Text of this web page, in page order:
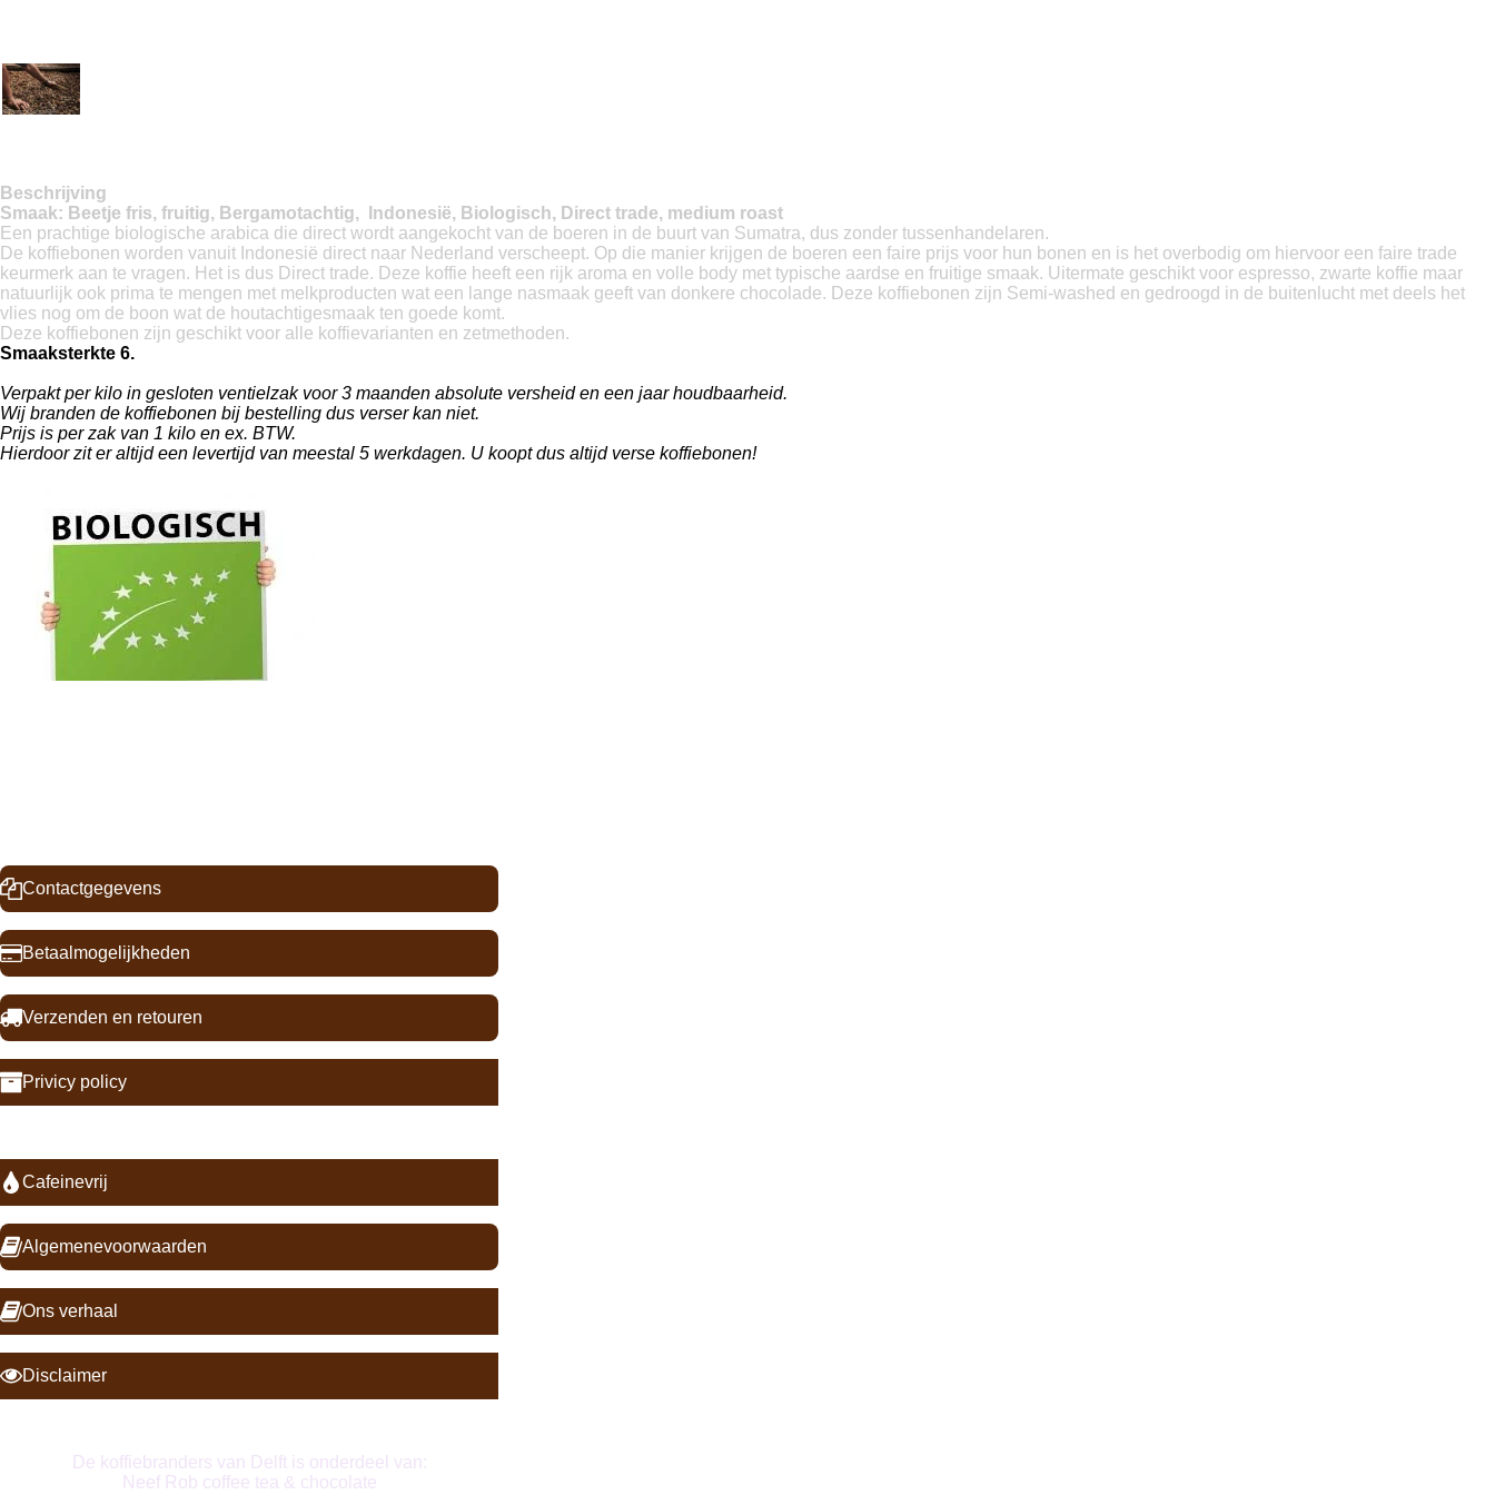
Beschrijving
Smaak: Beetje fris, fruitig, Bergamotachtig, Indonesië, Biologisch, Direct trade, medium roast
Een prachtige biologische arabica die direct wordt aangekocht van de boeren in de buurt van Sumatra, dus zonder tussenhandelaren.
De koffiebonen worden vanuit Indonesië direct naar Nederland verscheept. Op die manier krijgen de boeren een faire prijs voor hun bonen en is het overbodig om hiervoor een faire trade
keurmerk aan te vragen. Het is dus Direct trade. Deze koffie heeft een rijk aroma en volle body met typische aardse en fruitige smaak. Uitermate geschikt voor espresso, zwarte koffie maar
natuurlijk ook prima te mengen met melkproducten wat een lange nasmaak geeft van donkere chocolade. Deze koffiebonen zijn Semi-washed en gedroogd in de buitenlucht met deels het
vlies nog om de boon wat de houtachtigesmaak ten goede komt.
Deze koffiebonen zijn geschikt voor alle koffievarianten en zetmethoden.
Smaaksterkte 6.
Verpakt per kilo in gesloten ventielzak voor 3 maanden absolute versheid en een jaar houdbaarheid.
Wij branden de koffiebonen bij bestelling dus verser kan niet.
Prijs is per zak van 1 kilo en ex. BTW.
Hierdoor zit er altijd een levertijd van meestal 5 werkdagen. U koopt dus altijd verse koffiebonen!
Contactgegevens
Betaalmogelijkheden
Verzenden en retouren
Privicy policy
Cafeinevrij
Algemenevoorwaarden
Ons verhaal
Disclaimer
De koffiebranders van Delft is onderdeel van:
Neef Rob coffee tea & chocolate